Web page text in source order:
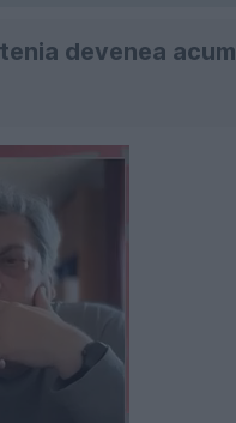
devenea acum